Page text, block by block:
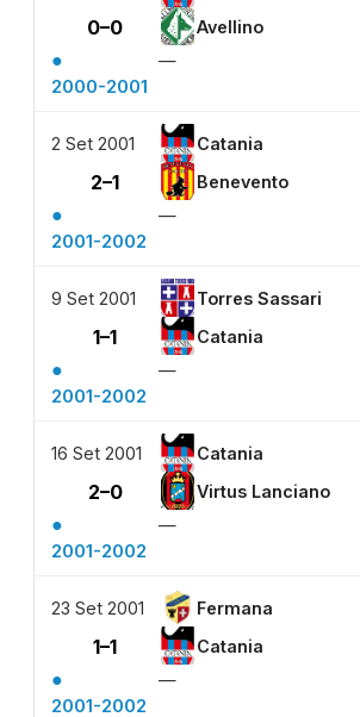
0–0 Avellino
●
—
2000-2001
2 Set 2001 Catania
2–1 Benevento
●
—
2001-2002
9 Set 2001 Torres Sassari
1–1 Catania
●
—
2001-2002
16 Set 2001 Catania
2–0 Virtus Lanciano
●
—
2001-2002
23 Set 2001 Fermana
1–1 Catania
●
—
2001-2002